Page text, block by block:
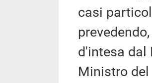
casi
d'intesa dal
Ministro